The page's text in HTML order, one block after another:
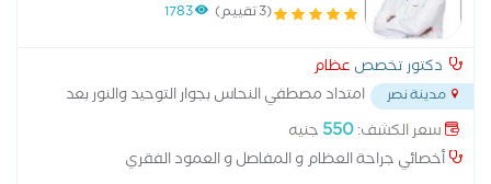
(3 تقييم) 1783
دكتور تخصص عظام
مدينة نصر
امتداد مصطفي النحاس بجوار التوحيد والنور بعد
مدرسه المنهل...
سعر الكشف:550 جنيه
أخصائي جراحة العظام و المفاصل و العمود الفقري